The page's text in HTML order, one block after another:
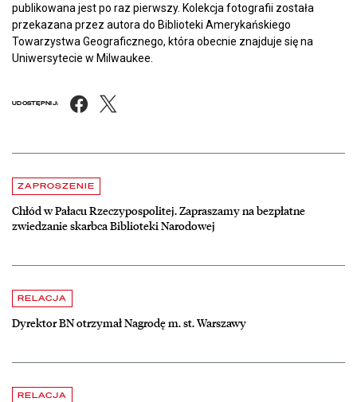
publikowana jest po raz pierwszy. Kolekcja fotografii została
przekazana przez autora do Biblioteki Amerykańskiego
Towarzystwa Geograficznego, która obecnie znajduje się na
Uniwersytecie w Milwaukee.
UDOSTĘPNIJ: Facebook
Aktualności
ZAPROSZENIE
Chłód w Pałacu Rzeczypospolitej. Zapraszamy na bezpłatne
zwiedzanie skarbca Biblioteki Narodowej
czytaj więcej o Chłód w Pałacu Rzeczypospolitej. Zapraszamy na
RELACJA
Dyrektor BN otrzymał Nagrodę m. st. Warszawy
czytaj więcej o Dyrektor BN otrzymał Nagrodę m. st. Warszawy
RELACJA
czytaj więcej o Hortensje i kalina zdobią otoczenie Biblioteki